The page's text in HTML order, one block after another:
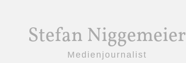
Stefan Niggemeier
Medienjournalist